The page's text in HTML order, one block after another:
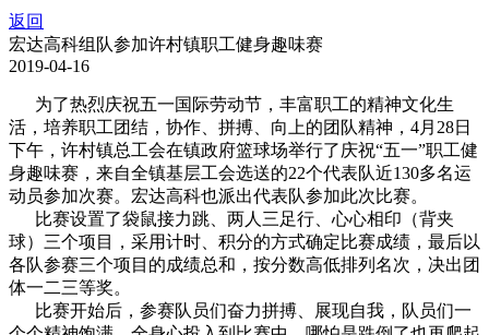
返回
宏达高科组队参加许村镇职工健身趣味赛
2019-04-16
为了热烈庆祝五一国际劳动节，丰富职工的精神文化生
活，培养职工团结，协作、拼搏、向上的团队精神，4月28日
下午，许村镇总工会在镇政府篮球场举行了庆祝“五一”职工健
身趣味赛，来自全镇基层工会选送的22个代表队近130多名运
动员参加次赛。宏达高科也派出代表队参加此次比赛。
比赛设置了袋鼠接力跳、两人三足行、心心相印（背夹
球）三个项目，采用计时、积分的方式确定比赛成绩，最后以
各队参赛三个项目的成绩总和，按分数高低排列名次，决出团
体一二三等奖。
比赛开始后，参赛队员们奋力拼搏、展现自我，队员们一